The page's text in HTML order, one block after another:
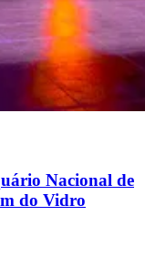
Nacional de
do Vidro